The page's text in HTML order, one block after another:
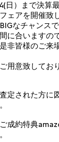
日）まで決算
ェアを開催致
なチャンスで
に合いますの
非皆様のご来
用意致してお
定された方に
成約特典